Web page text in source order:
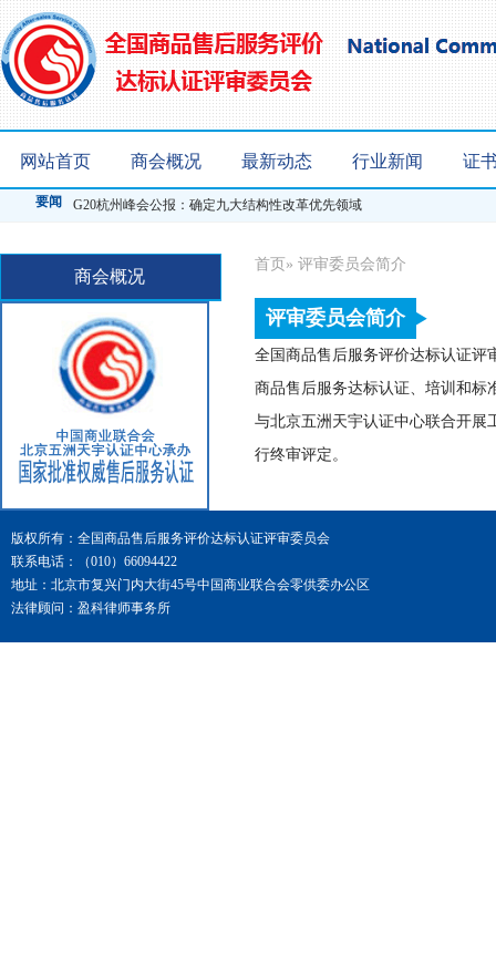
网站首页 商会概况 最新动态 行业新闻 证
要闻
中共中央办公厅印发 《关于防止干部"带病提拔"的意见》
G20杭州峰会公报：确定九大结构性改革优先领域
商会概况
首页 » 评审委员会简介
评审委员会简介
全国商品售后服务评价达标认证评
商品售后服务达标认证、培训和标
与北京五洲天宇认证中心联合开展
行终审评定。
版权所有：全国商品售后服务评价达标认证评审委员会
联系电话：（010）66094422
地址：北京市复兴门内大街45号中国商业联合会零供委办公区
法律顾问：盈科律师事务所